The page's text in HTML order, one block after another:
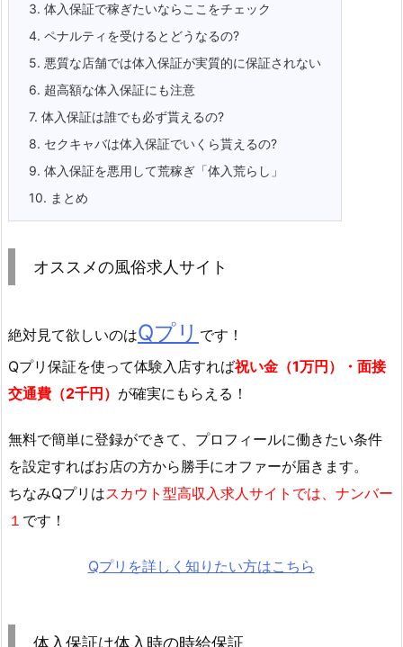
3. 体入保証で稼ぎたいならここをチェック
4. ペナルティを受けるとどうなるの?
5. 悪質な店舗では体入保証が実質的に保証されない
6. 超高額な体入保証にも注意
7. 体入保証は誰でも必ず貰えるの?
8. セクキャバは体入保証でいくら貰えるの?
9. 体入保証を悪用して荒稼ぎ「体入荒らし」
10. まとめ
オススメの風俗求人サイト
絶対見て欲しいのはQプリ です！
Qプリ保証を使って体験入店すれば祝い金（1万円）・面接
交通費（2千円） が確実にもらえる！
無料で簡単に登録ができて、プロフィールに働きたい条件
を設定すればお店の方から勝手にオファーが届きます。
ちなみQプリはスカウト型高収入求人サイトでは、ナンバー
１ です！
Qプリを詳しく知りたい方はこちら
体入保証は体入時の時給保証